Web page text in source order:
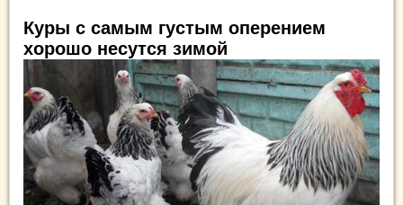
Куры с самым густым оперением
хорошо несутся зимой